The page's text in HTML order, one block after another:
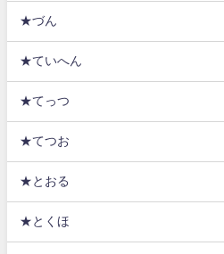
★づん
★ていへん
★てっつ
★てつお
★とおる
★とくほ